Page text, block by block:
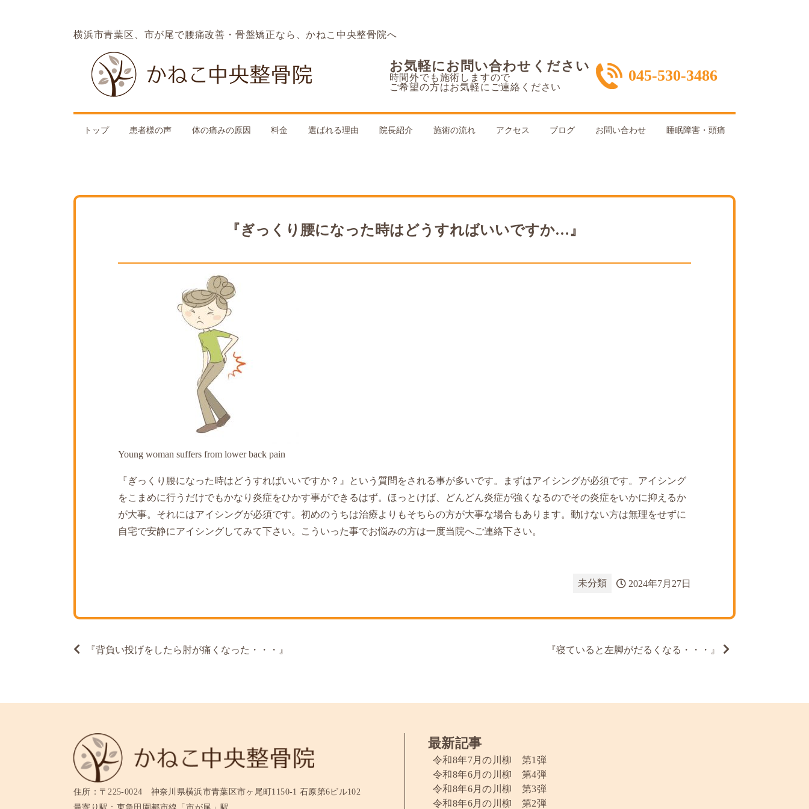
横浜市青葉区、市が尾で腰痛改善・骨盤矯正なら、かねこ中央整骨院へ
お気軽にお問い合わせください
時間外でも施術しますので
ご希望の方はお気軽にご連絡ください
045-530-3486
トップ 患者様の声 体の痛みの原因 料金 選ばれる理由 院長紹介 施術の流れ アクセス ブログ お問い合わせ 睡眠障害・頭痛
『ぎっくり腰になった時はどうすればいいですか…』
Young woman suffers from lower back pain
『ぎっくり腰になった時はどうすればいいですか？』という質問をされる事が多いです。まずはアイシングが必須です。アイシング
をこまめに行うだけでもかなり炎症をひかす事ができるはず。ほっとけば、どんどん炎症が強くなるのでその炎症をいかに抑えるか
が大事。それにはアイシングが必須です。初めのうちは治療よりもそちらの方が大事な場合もあります。動けない方は無理をせずに
自宅で安静にアイシングしてみて下さい。こういった事でお悩みの方は一度当院へご連絡下さい。
未分類 2024年7月27日
投
稿
シ
『背負い投げをしたら肘が痛くなった・・・』 『寝ていると左脚がだるくなる・・・』
住所： 〒225-0024 神奈川県横浜市青葉区市ヶ尾町1150-1 石原第6ビル102
最新記事
令和8年7月の川柳 第1弾
令和8年6月の川柳 第4弾
令和8年6月の川柳 第3弾
令和8年6月の川柳 第2弾